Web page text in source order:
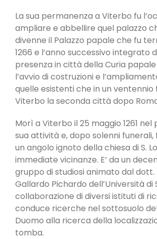
La sua permanenza a Viterbo fu
ampliare e abbellire quel palazzo
divenne il Palazzo papale che fu
1266 e l’anno successivo integrato
presenza in città della Curia
l’avvio di costruzioni e
quelle esistenti che in un ventennio
Viterbo la seconda città dopo
Morì a Viterbo il 25 maggio 1261 nel
sua attività e, dopo solenni funerali,
un angolo ignoto della chiesa di S.
immediate vicinanze. E’ da un
gruppo di studiosi animato dal
Gallardo Pichardo dell’Università di
collaborazione di diversi istituti di
conduce ricerche nel sottosuolo
Duomo alla ricerca della
tomba.